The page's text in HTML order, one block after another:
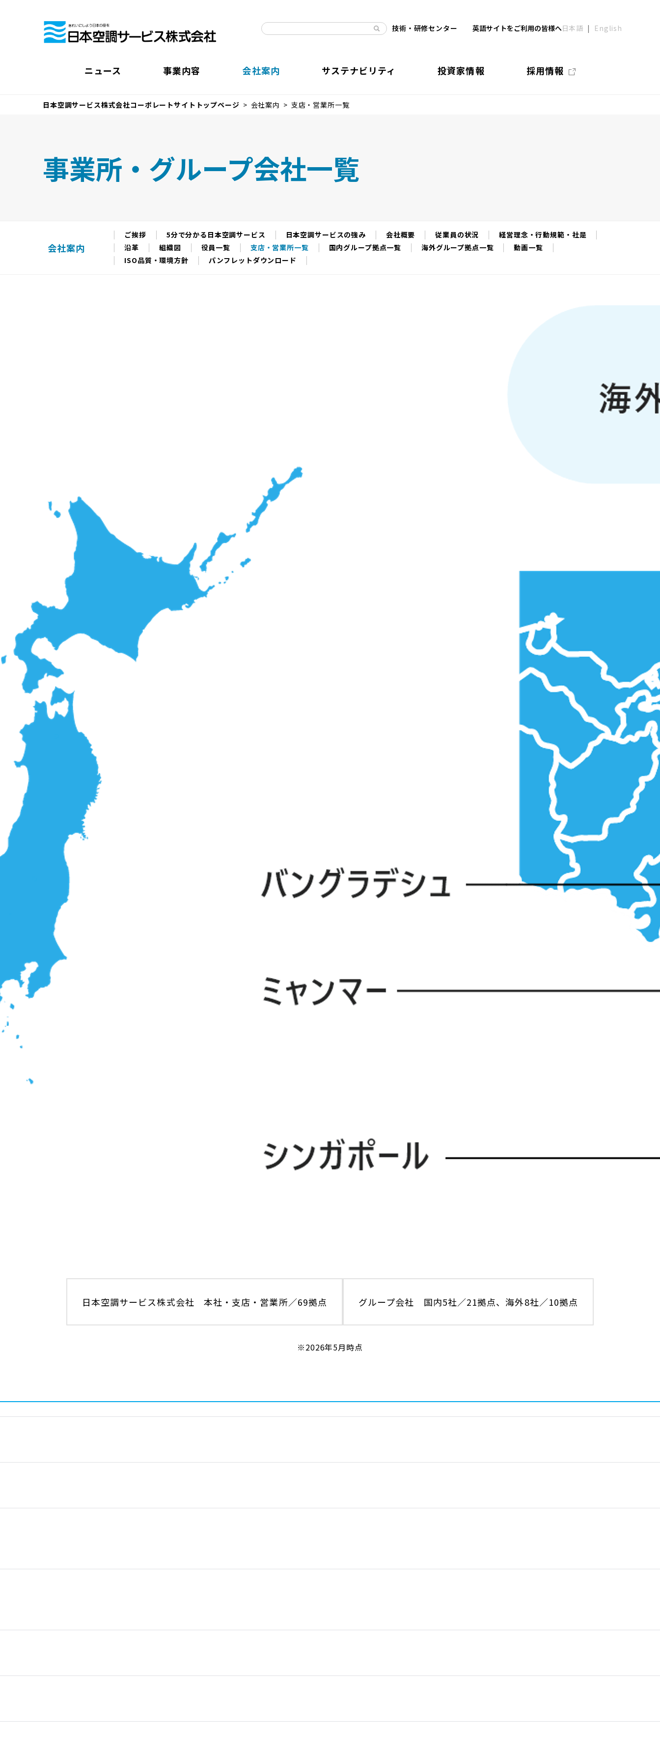
技術・研修センター 英語サイトをご利用の皆様へ日本語 English
ニュース 事業内容 会社案内 サステナビリティ 投資家情報 採用情報
日本空調サービス株式会社コーポレートサイトトップページ 会社案内 支店・営業所一覧
事業所・グループ会社一覧
会社案内
ご挨拶 5分で分かる日本空調サービス 日本空調サービスの強み 会社概要 従業員の状況
経営理念・行動規範・社是
沿革
組織図 役員一覧 支店・営業所一覧 国内グループ拠点一覧 海外グループ拠点一覧
動画一覧
ISO品質・環境方針
パンフレットダウンロード
日本空調サービス株式会社 本社・支店・営業所／69拠点 グループ会社 国内5社／21拠点、海外8社／10拠点
※2026年5月時点